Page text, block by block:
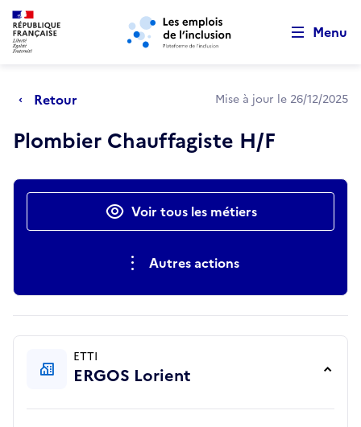
Aller au menu principal Aller au contenu principal
Menu
Retour Mise à jour le 26/12/2025
Plombier Chauffagiste H/F
Actions rapidesVoir tous les métiers
Autres actions
ETTI
ERGOS Lorient
Retour au début de la page
Panneau de gestion des cookies